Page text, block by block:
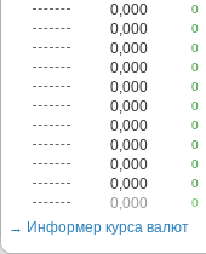
0,000
0
0,000
0
0,000
0
0,000
0
0,000
0
0,000
0
0,000
0
0,000
0
0,000
0
0,000
0
0,000
0
→ Информер курса валют